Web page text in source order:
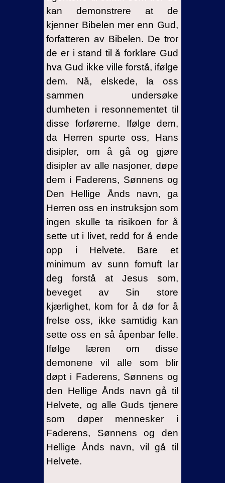
kan demonstrere at de
kjenner Bibelen mer enn Gud,
forfatteren av Bibelen. De tror
de er i stand til å forklare Gud
hva Gud ikke ville forstå, ifølge
dem. Nå, elskede, la oss
sammen undersøke
dumheten i resonnementet til
disse forførerne. Ifølge dem,
da Herren spurte oss, Hans
disipler, om å gå og gjøre
disipler av alle nasjoner, døpe
dem i Faderens, Sønnens og
Den Hellige Ånds navn, ga
Herren oss en instruksjon som
ingen skulle ta risikoen for å
sette ut i livet, redd for å ende
opp i Helvete. Bare et
minimum av sunn fornuft lar
deg forstå at Jesus som,
beveget av Sin store
kjærlighet, kom for å dø for å
frelse oss, ikke samtidig kan
sette oss en så åpenbar felle.
Ifølge læren om disse
demonene vil alle som blir
døpt i Faderens, Sønnens og
den Hellige Ånds navn gå til
Helvete, og alle Guds tjenere
som døper mennesker i
Faderens, Sønnens og den
Hellige Ånds navn, vil gå til
Helvete.